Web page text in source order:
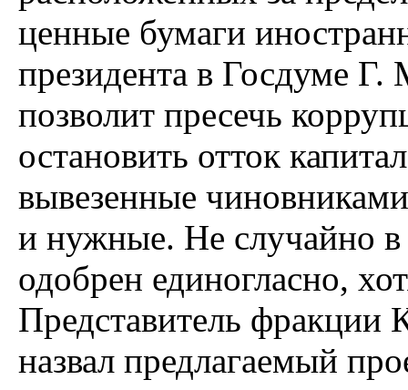
ценные бумаги
президента в Госдуме
позволит пресечь
остановить отток
вывезенные
и нужные. Не случайно в
одобрен единогласно,
Представитель
назвал предлагаемый